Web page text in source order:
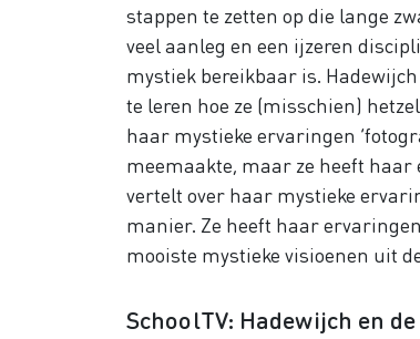
stappen te zetten op die lange
veel aanleg en een ijzeren
mystiek bereikbaar is.
te leren hoe ze (misschien)
haar mystieke ervaringen
meemaakte, maar ze heeft haar
vertelt over haar mystieke
manier. Ze heeft haar
mooiste mystieke visioenen uit
SchoolTV: Hadewijch en